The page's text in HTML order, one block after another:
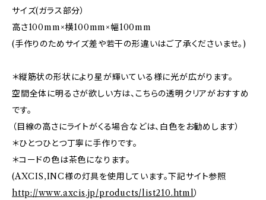
サイズ(ガラス部分）
高さ100mm×横100mm×幅100mm
(手作りのためサイズ差や若干の形違いはご了承くださいませ。)
＊縦筋状の形状により星が輝いている様に光が広がります。
空間全体に明るさが欲しい方は、こちらの透明クリアがおすすめ
です。
（目線の高さにライトがくる場合などは、白色をお勧めします）
＊ひとつひとつ丁寧に手作りです。
＊コードの色は茶色になります。
(AXCIS,INC様の灯具を使用しています。下記サイト参照
http://www.axcis.jp/products/list210.html）